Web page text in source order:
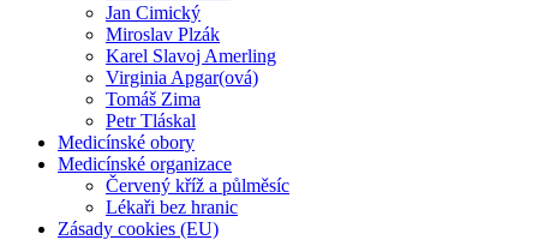
Jan Cimický
Miroslav Plzák
Karel Slavoj Amerling
Virginia Apgar(ová)
Tomáš Zima
Petr Tláskal
Medicínské obory
Medicínské organizace
Červený kříž a půlměsíc
Lékaři bez hranic
Zásady cookies (EU)